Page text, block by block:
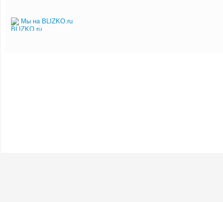
Мы на BLIZKO.ru